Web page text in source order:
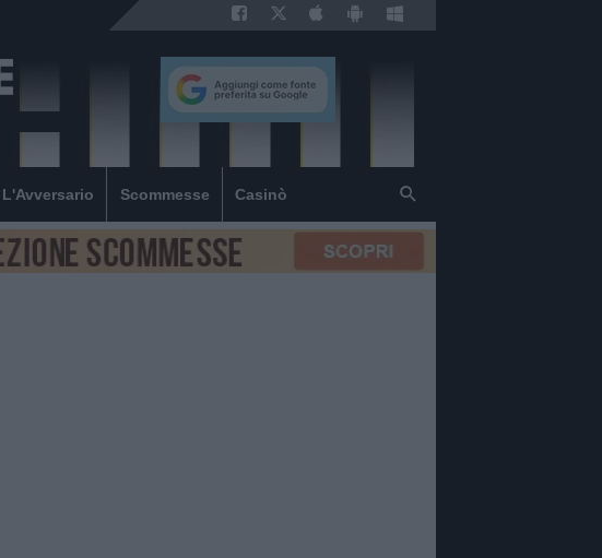
L'Avversario Scommesse Casinò